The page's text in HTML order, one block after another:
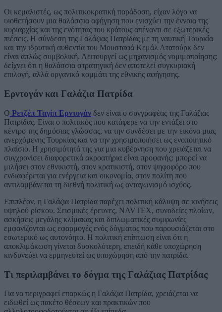
Οι κεμαλιστές, ως πολιτικοκρατική παράδοση, είχαν λόγο να
υιοθετήσουν μια θαλάσσια αφήγηση που ενισχύει την έννοια της
κυριαρχίας και της ενότητας του κράτους απέναντι σε εξωτερικές
πιέσεις. Η σύνδεση της Γαλάζιας Πατρίδας με τη ναυτική Τουρκία
και την ιδρυτική αυθεντία του Μουσταφά Κεμάλ Ατατούρκ δεν
είναι απλώς συμβολική. Λειτουργεί ως μηχανισμός νομιμοποίησης:
δείχνει ότι η θαλάσσια στρατηγική δεν αποτελεί συγκυριακή
επιλογή, αλλά οργανικό κομμάτι της εθνικής αφήγησης.
Ερντογάν και Γαλάζια Πατρίδα
Ο Ρετζέπ Ταγίπ Ερντογάν δεν είναι ο συγγραφέας της Γαλάζιας
Πατρίδας. Είναι ο πολιτικός που κατάφερε να την εντάξει στο
κέντρο της δημόσιας γλώσσας, να την συνδέσει με την εικόνα μιας
ανερχόμενης Τουρκίας και να την χρησιμοποιήσει ως ενοποιητικό
πλαίσιο. Η χρησιμότητά της για μια κυβέρνηση που χρειάζεται να
συγχρονίσει διαφορετικά ακροατήρια είναι προφανής: μπορεί να
μιλήσει στον εθνικιστή, στον κρατικιστή, στον ψηφοφόρο που
ενδιαφέρεται για ενέργεια και οικονομία, στον πολίτη που
αντιλαμβάνεται τη διεθνή πολιτική ως ανταγωνισμό ισχύος.
Επιπλέον, η Γαλάζια Πατρίδα παρέχει πολιτική κάλυψη σε κινήσεις
υψηλού ρίσκου. Σεισμικές έρευνες, NAVTEX, συνοδείες πλοίων,
ασκήσεις μεγάλης κλίμακας και διπλωματικές συμφωνίες
εμφανίζονται ως εφαρμογές ενός δόγματος που παρουσιάζεται στο
εσωτερικό ως αυτονόητο. Η πολιτική επίπτωση είναι ότι η
αποκλιμάκωση γίνεται δυσκολότερη, επειδή κάθε υποχώρηση
κινδυνεύει να ερμηνευτεί ως υποχώρηση από την πατρίδα.
Τι περιλαμβάνει το δόγμα της Γαλάζιας Πατρίδας
Για να περιγραφεί επαρκώς η Γαλάζια Πατρίδα, χρειάζεται να
ειδωθεί ως πακέτο θέσεων και πρακτικών που